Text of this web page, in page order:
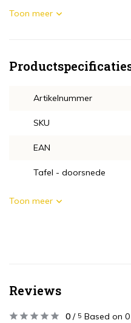
Toon meer
Artikelnummer
SKU
EAN
Tafel - doorsnede
Toon meer
Reviews
0 / 5 Based on